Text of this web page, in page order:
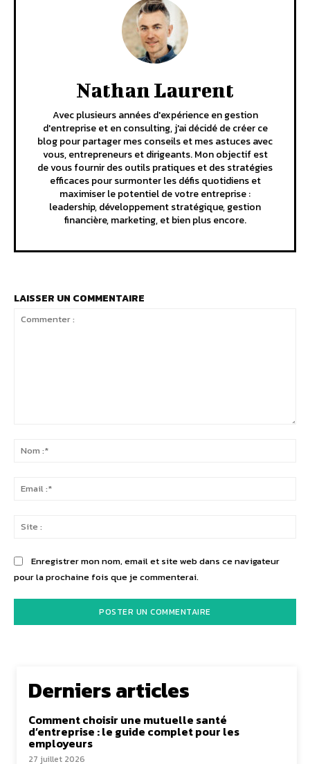
Nathan Laurent
Avec plusieurs années d'expérience en gestion
d'entreprise et en consulting, j'ai décidé de créer ce
blog pour partager mes conseils et mes astuces avec
vous, entrepreneurs et dirigeants. Mon objectif est
de vous fournir des outils pratiques et des stratégies
efficaces pour surmonter les défis quotidiens et
maximiser le potentiel de votre entreprise :
leadership, développement stratégique, gestion
financière, marketing, et bien plus encore.
LAISSER UN COMMENTAIRE
Enregistrer mon nom, email et site web dans ce navigateur
pour la prochaine fois que je commenterai.
Derniers articles
Comment choisir une mutuelle santé
d’entreprise : le guide complet pour les
employeurs
27 juillet 2026